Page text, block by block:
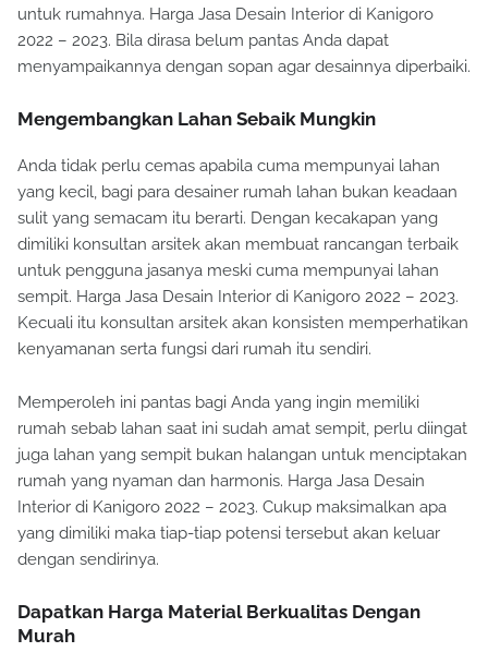
untuk rumahnya. Harga Jasa Desain Interior di Kanigoro
2022 – 2023. Bila dirasa belum pantas Anda dapat
menyampaikannya dengan sopan agar desainnya diperbaiki.
Mengembangkan Lahan Sebaik Mungkin
Anda tidak perlu cemas apabila cuma mempunyai lahan
yang kecil, bagi para desainer rumah lahan bukan keadaan
sulit yang semacam itu berarti. Dengan kecakapan yang
dimiliki konsultan arsitek akan membuat rancangan terbaik
untuk pengguna jasanya meski cuma mempunyai lahan
sempit. Harga Jasa Desain Interior di Kanigoro 2022 – 2023.
Kecuali itu konsultan arsitek akan konsisten memperhatikan
kenyamanan serta fungsi dari rumah itu sendiri.
Memperoleh ini pantas bagi Anda yang ingin memiliki
rumah sebab lahan saat ini sudah amat sempit, perlu diingat
juga lahan yang sempit bukan halangan untuk menciptakan
rumah yang nyaman dan harmonis. Harga Jasa Desain
Interior di Kanigoro 2022 – 2023. Cukup maksimalkan apa
yang dimiliki maka tiap-tiap potensi tersebut akan keluar
dengan sendirinya.
Dapatkan Harga Material Berkualitas Dengan
Murah